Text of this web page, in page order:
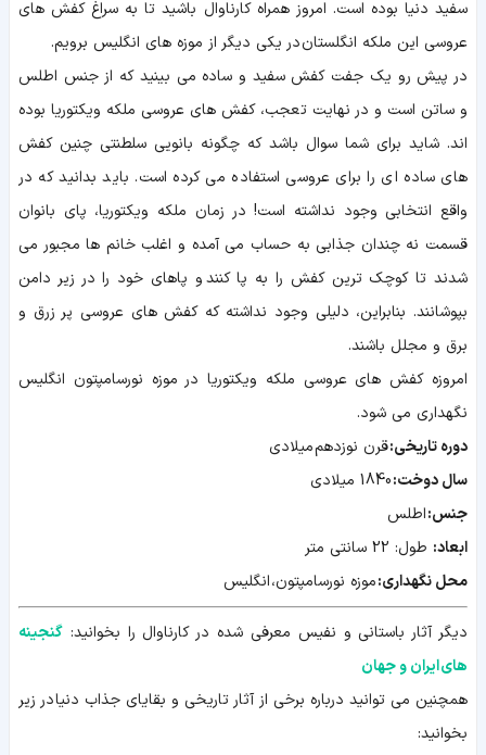
سفید دنیا بوده است. امروز همراه کارناوال باشید تا به سراغ کفش های
عروسی این ملکه انگلستان در یکی دیگر از موزه های انگلیس برویم.
در پیش رو یک جفت کفش سفید و ساده می بینید که از جنس اطلس
و ساتن است و در نهایت تعجب، کفش های عروسی ملکه ویکتوریا بوده
اند. شاید برای شما سوال باشد که چگونه بانویی سلطنتی چنین کفش
های ساده ای را برای عروسی استفاده می کرده است. باید بدانید که در
واقع انتخابی وجود نداشته است! در زمان ملکه ویکتوریا، پای بانوان
قسمت نه چندان جذابی به حساب می آمده و اغلب خانم ها مجبور می
شدند تا کوچک ترین کفش را به پا کنند و پاهای خود را در زیر دامن
بپوشانند. بنابراین، دلیلی وجود نداشته که کفش های عروسی پر زرق و
برق و مجلل باشند.
امروزه کفش های عروسی ملکه ویکتوریا در موزه نورسامپتون انگلیس
نگهداری می شود.
دوره تاریخی:قرن نوزدهم میلادی
سال دوخت:
جنس:اطلس
ابعاد: طول: 22 سانتی متر
محل نگهداری:موزه نورسامپتون، انگلیس
دیگر آثار باستانی و نفیس معرفی شده در کارناوال را بخوانید: گنجینه
های ایران و جهان
همچنین می توانید درباره برخی از آثار تاریخی و بقایای جذاب دنیا در زیر
بخوانید: